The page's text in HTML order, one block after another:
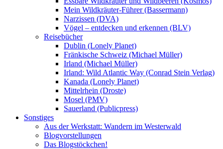
Mein Wildkräuter-Führer (Bassermann)
Narzissen (DVA)
Vögel – entdecken und erkennen (BLV)
Reisebücher
Dublin (Lonely Planet)
Fränkische Schweiz (Michael Müller)
Irland (Michael Müller)
Irland: Wild Atlantic Way (Conrad Stein Verlag)
Kanada (Lonely Planet)
Mittelrhein (Droste)
Mosel (PMV)
Sauerland (Publicpress)
Sonstiges
Aus der Werkstatt: Wandern im Westerwald
Blogvorstellungen
Das Blogstöckchen!